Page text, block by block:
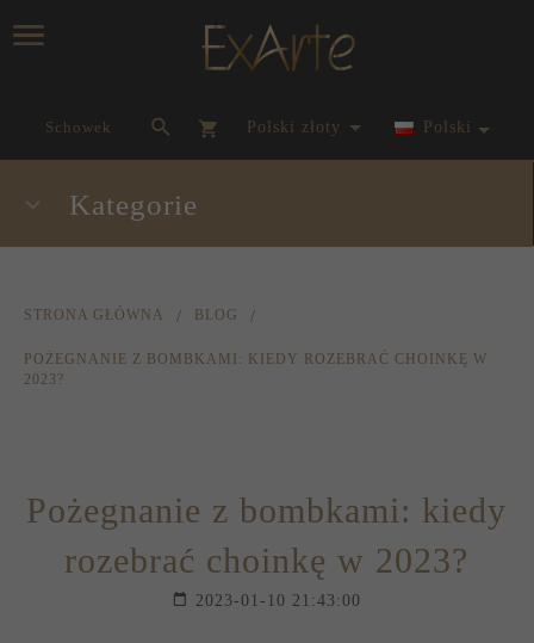
Schowek currency_h
polski złoty Polski
Kategorie
STRONA GŁÓWNA BLOG
POŻEGNANIE Z BOMBKAMI: KIEDY ROZEBRAĆ CHOINKĘ W
2023?
Pożegnanie z bombkami: kiedy
rozebrać choinkę w 2023?
2023-01-10 21:43:00